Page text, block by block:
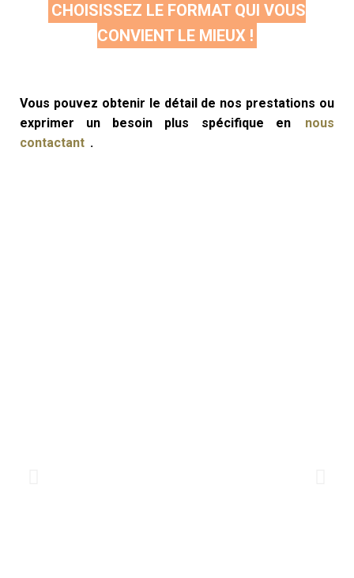
CHOISISSEZ LE FORMAT QUI VOUS
CONVIENT LE MIEUX !
Vous pouvez obtenir le détail de nos prestations ou
exprimer un besoin plus spécifique en
nous
contactant .